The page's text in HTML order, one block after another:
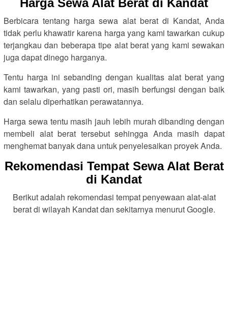
Harga Sewa Alat Berat di Kandat
Berbicara tentang harga sewa alat berat di Kandat, Anda
tidak perlu khawatir karena harga yang kami tawarkan cukup
terjangkau dan beberapa tipe alat berat yang kami sewakan
juga dapat dinego harganya.
Tentu harga ini sebanding dengan kualitas alat berat yang
kami tawarkan, yang pasti ori, masih berfungsi dengan baik
dan selalu diperhatikan perawatannya.
Harga sewa tentu masih jauh lebih murah dibanding dengan
membeli alat berat tersebut sehingga Anda masih dapat
menghemat banyak dana untuk penyelesaikan proyek Anda.
Rekomendasi Tempat Sewa Alat Berat
di Kandat
Berikut adalah rekomendasi tempat penyewaan alat-alat
berat di wilayah Kandat dan sekitarnya menurut Google.